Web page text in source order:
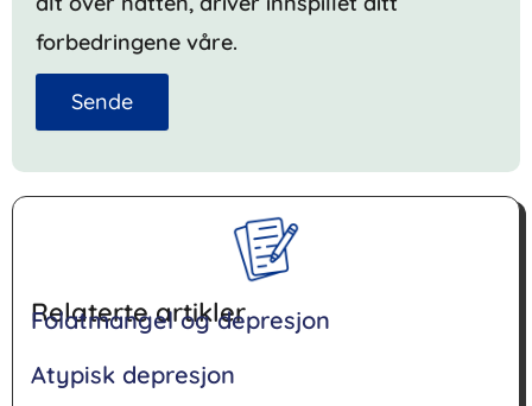
forbedringene våre.
Sende
Relaterte artikler
Folatmangel og depresjon
Atypisk depresjon